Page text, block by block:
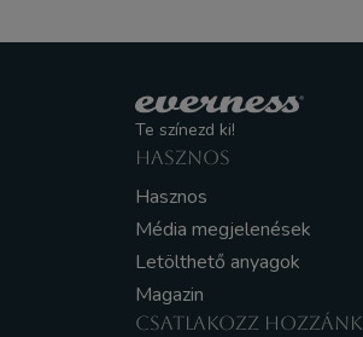
Te színezd ki!
HASZNOS
Hasznos
Média megjelenések
Letölthető anyagok
Magazin
CSATLAKOZZ HOZZÁNK